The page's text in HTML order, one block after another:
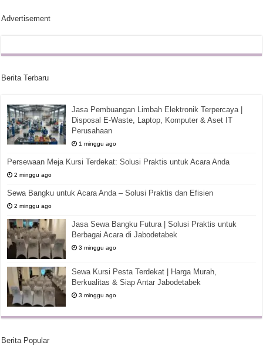
Advertisement
Berita Terbaru
Jasa Pembuangan Limbah Elektronik Terpercaya |
Disposal E-Waste, Laptop, Komputer & Aset IT
Perusahaan
1 minggu ago
Persewaan Meja Kursi Terdekat: Solusi Praktis untuk Acara Anda
2 minggu ago
Sewa Bangku untuk Acara Anda – Solusi Praktis dan Efisien
2 minggu ago
Jasa Sewa Bangku Futura | Solusi Praktis untuk
Berbagai Acara di Jabodetabek
3 minggu ago
Sewa Kursi Pesta Terdekat | Harga Murah,
Berkualitas & Siap Antar Jabodetabek
3 minggu ago
Berita Popular